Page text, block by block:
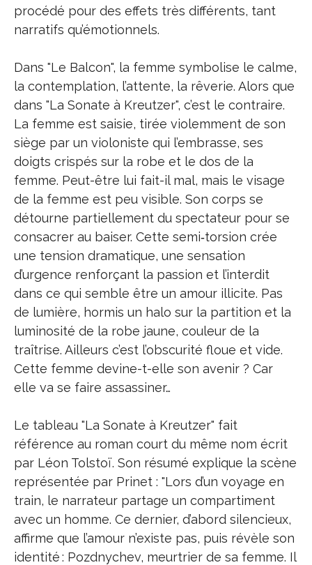
procédé pour des effets très différents, tant
narratifs qu’émotionnels.
Dans "Le Balcon", la femme symbolise le calme,
la contemplation, l’attente, la rêverie. Alors que
dans "La Sonate à Kreutzer", c’est le contraire.
La femme est saisie, tirée violemment de son
siège par un violoniste qui l’embrasse, ses
doigts crispés sur la robe et le dos de la
femme. Peut-être lui fait-il mal, mais le visage
de la femme est peu visible. Son corps se
détourne partiellement du spectateur pour se
consacrer au baiser. Cette semi‑torsion crée
une tension dramatique, une sensation
d’urgence renforçant la passion et l’interdit
dans ce qui semble être un amour illicite. Pas
de lumière, hormis un halo sur la partition et la
luminosité de la robe jaune, couleur de la
traîtrise. Ailleurs c’est l’obscurité floue et vide.
Cette femme devine-t-elle son avenir ? Car
elle va se faire assassiner…
Le tableau "La Sonate à Kreutzer" fait
référence au roman court du même nom écrit
par Léon Tolstoï. Son résumé explique la scène
représentée par Prinet : "Lors d’un voyage en
train, le narrateur partage un compartiment
avec un homme. Ce dernier, d’abord silencieux,
affirme que l’amour n’existe pas, puis révèle son
identité : Pozdnychev, meurtrier de sa femme. Il